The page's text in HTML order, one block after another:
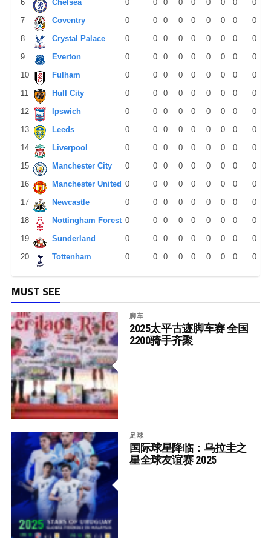
6 Chelsea 0 0 0 0 0 0 0 0
0
7
Coventry 0 0 0 0 0 0 0 0
0
8
Crystal Palace 0 0 0 0 0 0 0 0
0
9
Everton 0 0 0 0 0 0 0 0
0
10
Fulham 0 0 0 0 0 0 0 0
0
11
Hull City 0 0 0 0 0 0 0 0
0
12
Ipswich 0 0 0 0 0 0 0 0
0
13
Leeds 0 0 0 0 0 0 0 0
0
14
Liverpool 0 0 0 0 0 0 0 0
0
15
Manchester City 0 0 0 0 0 0 0 0
0
16
Manchester United 0 0 0 0 0 0 0 0
0
17
Newcastle 0 0 0 0 0 0 0 0
0
18
Nottingham Forest 0 0 0 0 0 0 0 0
0
19
Sunderland 0 0 0 0 0 0 0 0
0
20
Tottenham 0 0 0 0 0 0 0 0 0
MUST SEE
脚车
2025太平古迹脚车赛 全国
2200骑手齐聚
足球
国际球星降临：乌拉圭之
星全球友谊赛 2025